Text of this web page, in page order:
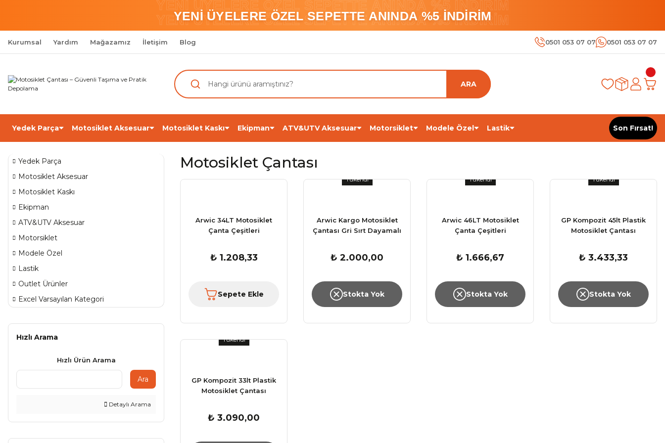
YENİ ÜYELERE ÖZEL SEPETTE ANINDA %5 İNDİRİM
YENİ ÜYELERE ÖZEL SEPETTE ANINDA %5 İNDİRİM
YENİ ÜYELERE ÖZEL SEPETTE ANINDA %5 İNDİRİM
Kurumsal Yardım Mağazamız İletişim Blog 0501 053 07 07 0501 053 07 07
ARA
Yedek Parça Motosiklet Aksesuar Motosiklet Kaskı Ekipman ATV&UTV Aksesuar Motorsiklet Modele Özel Lastik Son Fırsat!
Yedek Parça
Motosiklet Aksesuar
Motosiklet Kaskı
Ekipman
ATV&UTV Aksesuar
Motorsiklet
Modele Özel
Lastik
Outlet Ürünler
Excel Varsayılan Kategori
Hızlı Arama
Hızlı Ürün Arama
Ara
Detaylı Arama
Motosiklet Çantası
Arwic 34LT Motosiklet
Çanta Çeşitleri
₺ 1.208,33
Sepete Ekle
Tükendi
Arwic Kargo Motosiklet
Çantası Gri Sırt Dayamalı
₺ 2.000,00
Stokta Yok
Tükendi
Arwic 46LT Motosiklet
Çanta Çeşitleri
₺ 1.666,67
Stokta Yok
Tükendi
GP Kompozit 45lt Plastik
Motosiklet Çantası
₺ 3.433,33
Stokta Yok
Tükendi
GP Kompozit 33lt Plastik
Motosiklet Çantası
₺ 3.090,00